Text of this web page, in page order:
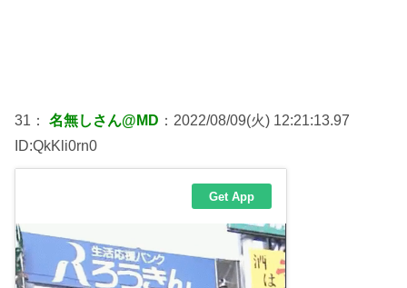
31： 名無しさん@MD ：2022/08/09(火) 12:21:13.97
ID:QkKli0rn0